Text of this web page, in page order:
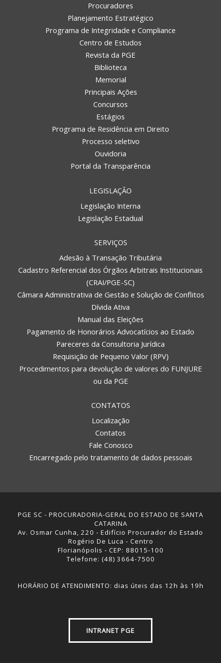
Procuradores
Planejamento Estratégico
Programa de Integridade e Compliance
Centro de Estudos
Revista da PGE
Biblioteca
Memorial
Principais Ações
Concursos
Estágios
Programa de Residência em Direito
Processo seletivo
Ouvidoria
Portal da Transparência
LEGISLAÇÃO
Legislação Interna
Legislação Estadual
SERVIÇOS
Adesão à Transação Tributária
Cadastro Referencial dos Órgãos Arbitrais Institucionais
(CRAI/PGE-SC)
Câmara Administrativa de Gestão e Solução de Conflitos
Dívida Ativa
Manual das Eleições
Pagamento de Honorários Advocatícios ao Estado
Pareceres da Consultoria Jurídica
Requisição de Pequeno Valor (RPV)
Procedimentos para devolução de valores do FUNJURE
ou da PGE
CONTATOS
Localização
Contatos
Fale Conosco
Encarregado pelo tratamento de dados pessoais
PGE SC - PROCURADORIA-GERAL DO ESTADO DE SANTA
CATARINA
Av. Osmar Cunha, 220 - Edifício Procurador do Estado
Rogério De Luca - Centro
Florianópolis - CEP: 88015-100
Telefone: (48) 3664-7500
HORÁRIO DE ATENDIMENTO: dias úteis das 12h às 19h
INTRANET PGE